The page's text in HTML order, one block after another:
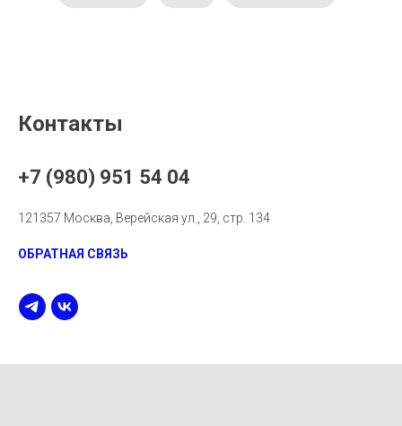
Контакты
+7 (980) 951 54 04
121357 Москва, Верейская ул., 29, стр. 134
ОБРАТНАЯ СВЯЗЬ